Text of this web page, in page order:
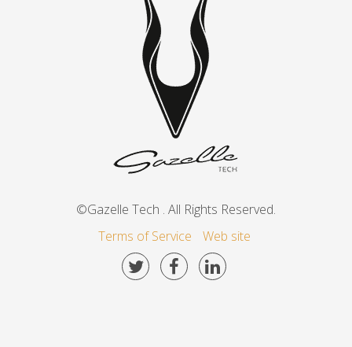
©Gazelle Tech . All Rights Reserved.
Terms of Service
Web site